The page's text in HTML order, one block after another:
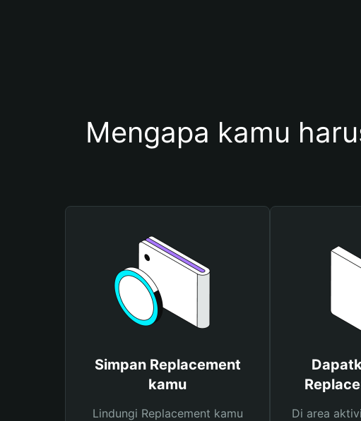
Mengapa kamu
Simpan Replacement
kamu
Lindungi Replacement kamu
Di area